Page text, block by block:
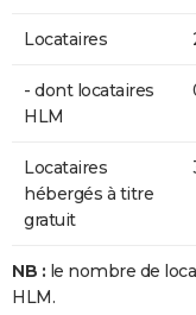
Locataires
- dont locataires
HLM
Locataires
hébergés à titre
gratuit
NB : le nombre de
HLM.